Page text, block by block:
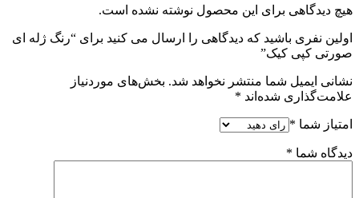
هیچ دیدگاهی برای این محصول نوشته نشده است.
اولین نفری باشید که دیدگاهی را ارسال می کنید برای “رنگ ژله ای
صورتی کپی کیک”
نشانی ایمیل شما منتشر نخواهد شد. بخش‌های موردنیاز
علامت‌گذاری شده‌اند *
امتیاز شما *
دیدگاه شما *